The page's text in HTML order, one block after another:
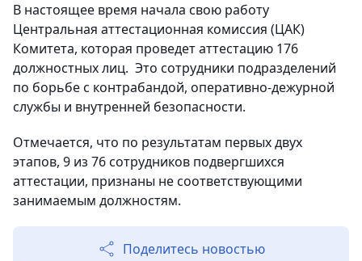
В настоящее время начала свою работу
Центральная аттестационная комиссия (ЦАК)
Комитета, которая проведет аттестацию 176
должностных лиц. Это сотрудники подразделений
по борьбе с контрабандой, оперативно-дежурной
службы и внутренней безопасности.
Отмечается, что по результатам первых двух
этапов, 9 из 76 сотрудников подвергшихся
аттестации, признаны не соответствующими
занимаемым должностям.
Поделитесь новостью